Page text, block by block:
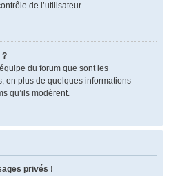
de l’utilisateur.
?
du forum que sont les
en plus de quelques informations
qu’ils modèrent.
privés !